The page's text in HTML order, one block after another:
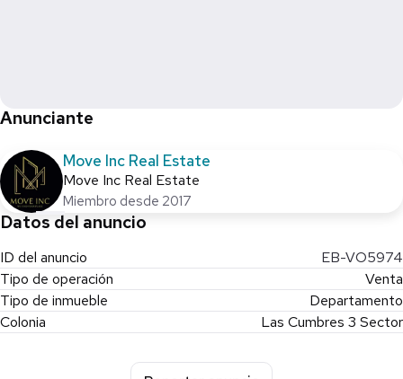
Contacto
Andrea O’Farrill – Asesora Inmobiliaria
Tel. 8115296092
Anunciante
Move Inc Real Estate
Move Inc Real Estate
Miembro desde 2017
Datos del anuncio
ID del anuncio
EB-VO5974
Tipo de operación
Venta
Tipo de inmueble
Departamento
Colonia
Las Cumbres 3 Sector